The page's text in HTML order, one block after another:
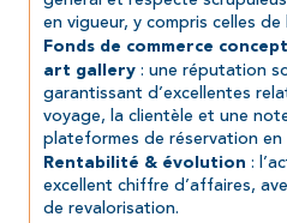
en vigueur, y compris celles
Fonds de commerce
art gallery : une réputation
garantissant d’excellentes
voyage, la clientèle et une
plateformes de réservation en
Rentabilité & évolution :
excellent chiffre d’affaires,
de revalorisation.